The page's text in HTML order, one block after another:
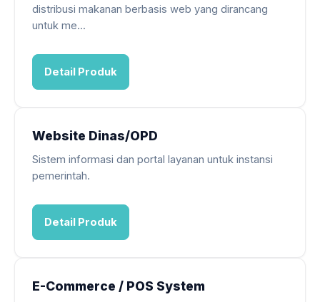
distribusi makanan berbasis web yang dirancang
untuk me...
Detail Produk
Website Dinas/OPD
Sistem informasi dan portal layanan untuk instansi
pemerintah.
Detail Produk
E-Commerce / POS System